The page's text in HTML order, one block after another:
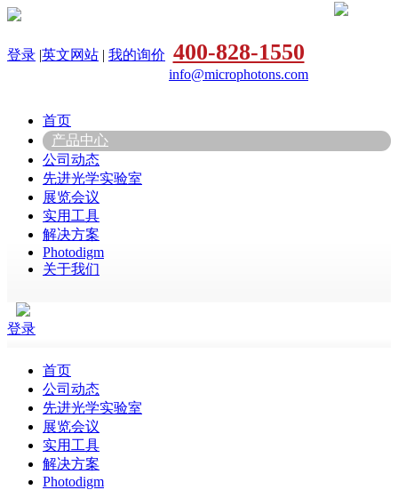
登录 |英文网站 | 我的询价 400-828-1550
info@microphotons.com
首页
产品中心
公司动态
先进光学实验室
展览会议
实用工具
解决方案
Photodigm
关于我们
登录
首页
公司动态
先进光学实验室
展览会议
实用工具
解决方案
Photodigm